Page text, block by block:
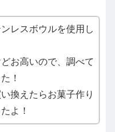
レスボウルを使用し
お高いので、調べて
！
換えたらお菓子作り
よ！